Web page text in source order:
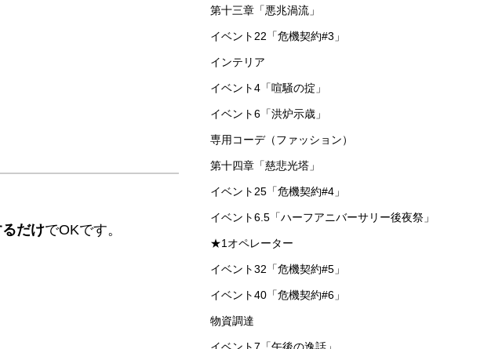
だけでOKです。
第十三章「悪兆渦流」
イベント22「危機契約#3」
インテリア
イベント4「喧騒の掟」
イベント6「洪炉示歳」
専用コーデ（ファッション）
第十四章「慈悲光塔」
イベント25「危機契約#4」
イベント6.5「ハーフアニバーサリー後夜祭」
★1オペレーター
イベント32「危機契約#5」
イベント40「危機契約#6」
物資調達